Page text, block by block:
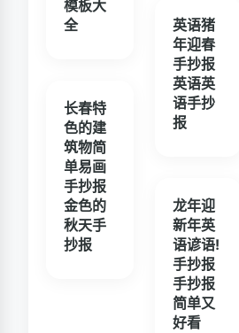
模板大
全
长春特
色的建
筑物简
单易画
手抄报
金色的
秋天手
抄报
英语猪
年迎春
手抄报
英语英
语手抄
报
龙年迎
新年英
语谚语!
手抄报
手抄报
简单又
好看